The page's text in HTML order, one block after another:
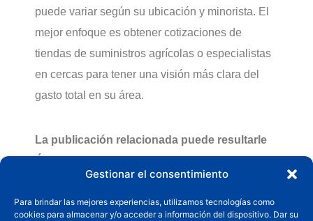
Gestionar el consentimiento
Para brindar las mejores experiencias, utilizamos tecnologías como
cookies para almacenar y/o acceder a información del dispositivo. Dar su
puede variar según su ubicación y minorista. El
mejor enfoque es obtener cotizaciones de
tiendas de suministros agrícolas o especialistas
en cercas para tener una visión más clara del
gasto total en su área.
La publicación relacionada puede resultarle
campo del mundo.